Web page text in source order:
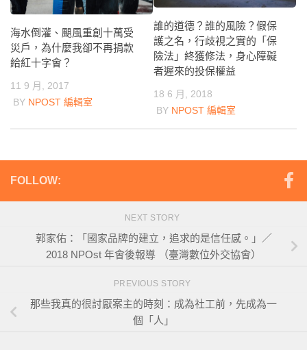
海水倒灌、颶風重創十萬受
災戶，為什麼我卻不再捐款
給紅十字會？
11 9 月, 2017
BY NPOST 編輯室
誰的道德？誰的風險？假保
護之名，行歧視之實的「保
險法」終獲修法，身心障礙
者遲來的投保權益
18 6 月, 2018
BY NPOST 編輯室
FOLLOW:
NEXT STORY
郭家佑：「國家品牌的建立，追求的是信任感。」／
2018 NPOst 年會後報導 （臺灣數位外交協會）
PREVIOUS STORY
那些我真的很討厭案主的時刻：成為社工前，先成為一
個「人」